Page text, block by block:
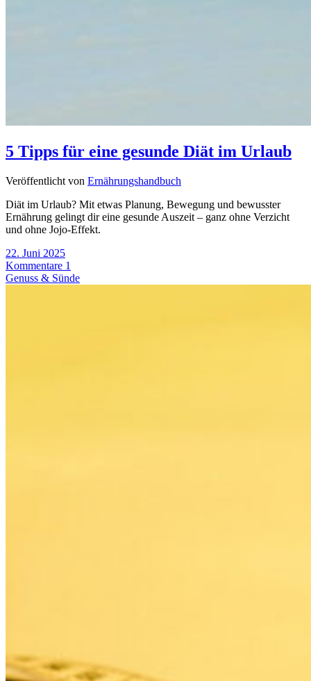
5 Tipps für eine gesunde Diät im Urlaub
Veröffentlicht von Ernährungshandbuch
Diät im Urlaub? Mit etwas Planung, Bewegung und bewusster
Ernährung gelingt dir eine gesunde Auszeit – ganz ohne Verzicht
und ohne Jojo-Effekt.
22. Juni 2025
Kommentare 1
Genuss & Sünde